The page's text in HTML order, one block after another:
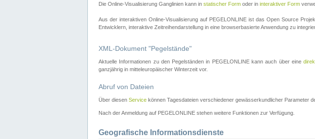
Die Online-Visualisierung Ganglinien kann in statischer Form oder in interaktiver Form
Aus der interaktiven Online-Visualisierung auf PEGELONLINE ist das Open Source
Entwicklern, interaktive Zeitreihendarstellung in eine browserbasierte Anwendung zu
XML-Dokument "Pegelstände"
Aktuelle Informationen zu den Pegelständen in PEGELONLINE kann auch über eine
ganzjährig in mitteleuropäischer Winterzeit vor.
Abruf von Dateien
Über diesen Service können Tagesdateien verschiedener gewässerkundlicher Parameter
Nach der Anmeldung auf PEGELONLINE stehen weitere Funktionen zur Verfügung.
Geografische Informationsdienste